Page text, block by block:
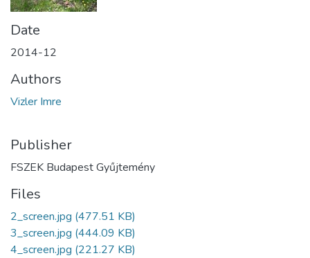
Date
2014-12
Authors
Vizler Imre
Publisher
FSZEK Budapest Gyűjtemény
Files
2_screen.jpg (477.51 KB)
3_screen.jpg (444.09 KB)
4_screen.jpg (221.27 KB)